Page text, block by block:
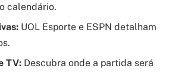
calendário.
UOL Esporte e ESPN detalham
TV: Descubra onde a partida será